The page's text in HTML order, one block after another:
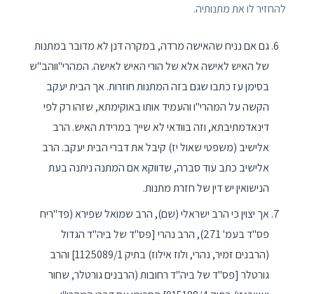
להחזיר לו את מתנותיה.
גם אם נניח שהאישה מרדה, במקרה דנן לא מדובר במתנות
של האיש לאישה אלא של הורי האיש לאישה. המהרי"ווהב"ש
בסימן עז כתבו שגם בזה המתנות חוזרות. אך הבית יעקב
הקשה על המהרי"ו והעמיד אותו באוקימתא, שזהו רק לפי
דינאדמתיבתא, וזה בוודאי לא שייך במרידת האיש. הרב
אלישיב (משפטי שאול יז) קיבל את דברי הבית יעקב. הרב
אלישיב כתב עוד סברה, שדווקא אם המתנה ניתנה בעת
הנישואין יש דין של חזרת מתנות.
אך יצוין כי הרב ישראלי (שם), הרב שמואל שפירא (פד"ריח
פס"ד בעמ' 271), הרב נהרי [פס"ד של ביה"ד הגדול
(הרבנים זמיר, נהרי, ולוז אילוז) בתיק 1125089/1] והרב
גורטלר [פס"ד של ביה"ד רחובות (הרבנים גורטלר, שחור